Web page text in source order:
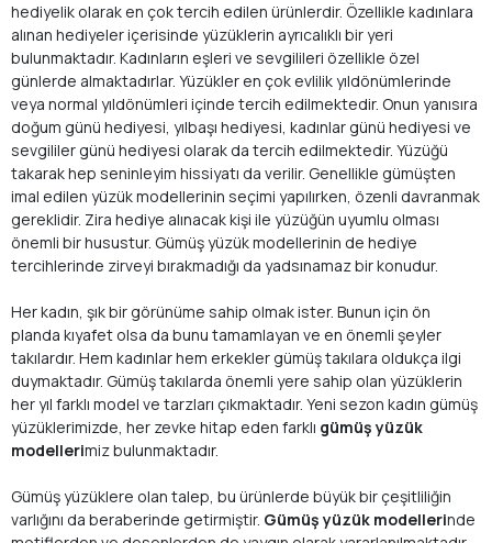
hediyelik olarak en çok tercih edilen ürünlerdir. Özellikle kadınlara
alınan hediyeler içerisinde yüzüklerin ayrıcalıklı bir yeri
bulunmaktadır. Kadınların eşleri ve sevgilileri özellikle özel
günlerde almaktadırlar. Yüzükler en çok evlilik yıldönümlerinde
veya normal yıldönümleri içinde tercih edilmektedir. Onun yanısıra
doğum günü hediyesi, yılbaşı hediyesi, kadınlar günü hediyesi ve
sevgililer günü hediyesi olarak da tercih edilmektedir. Yüzüğü
takarak hep seninleyim hissiyatı da verilir. Genellikle gümüşten
imal edilen yüzük modellerinin seçimi yapılırken, özenli davranmak
gereklidir. Zira hediye alınacak kişi ile yüzüğün uyumlu olması
önemli bir husustur. Gümüş yüzük modellerinin de hediye
tercihlerinde zirveyi bırakmadığı da yadsınamaz bir konudur.
Her kadın, şık bir görünüme sahip olmak ister. Bunun için ön
planda kıyafet olsa da bunu tamamlayan ve en önemli şeyler
takılardır. Hem kadınlar hem erkekler gümüş takılara oldukça ilgi
duymaktadır. Gümüş takılarda önemli yere sahip olan yüzüklerin
her yıl farklı model ve tarzları çıkmaktadır. Yeni sezon kadın gümüş
yüzüklerimizde, her zevke hitap eden farklı gümüş yüzük
modellerimiz bulunmaktadır.
Gümüş yüzüklere olan talep, bu ürünlerde büyük bir çeşitliliğin
varlığını da beraberinde getirmiştir. Gümüş yüzük modellerinde